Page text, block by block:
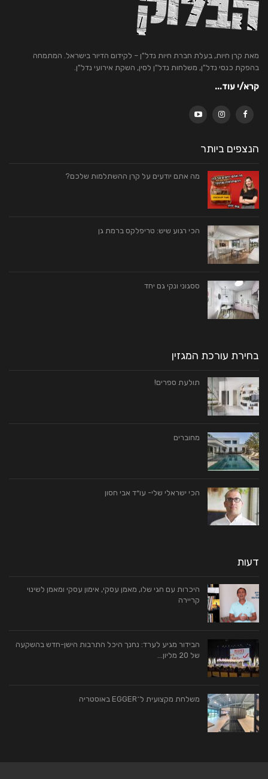
מאת קרן חיות, בעלת חברת חיות נדל"ן – לקידום הדיור בישראל. המתמחה
בהפקת כנסי נדל"ן, משלחות נדל"ן לסין, השקת אירועי נדל"ן.
קרא/י עוד...
הנצפים ביותר
מה אתם יודעים על קרן ההשתלמות שלכם?
הכי רגוע שיש: טריפלקס ברמת גן
ססגוני ונקי גם יחד
בחירת עורכת המגזין
תולעת ספרים!
מחוברים
הכי ישראלי שלי- עו״ד אבי חסון
דעות
היכרות עם חגי שלו, מאמן עסקי, אימון עסקי ומאמן לשינוי
קריירה
הבידור מגיע לערד: נחנך היכל התרבות הישן-חדש בהשקעה
של 20 מליון…
משלחת מקצועית ל־EGGER באוסטריה